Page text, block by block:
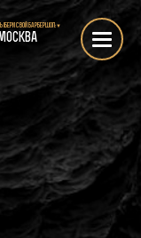
свой барбершоп:▼
Москва